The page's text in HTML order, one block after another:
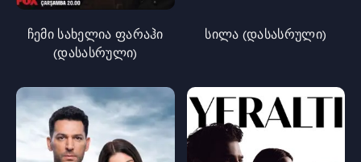
ჩემი სახელია ფარაჰი
(დასასრული)
სილა (დასასრული)